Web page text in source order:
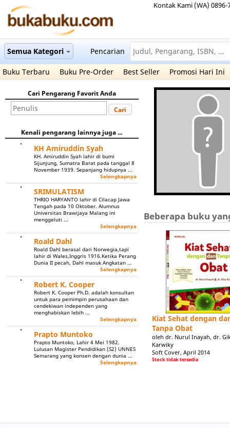
Kontak Kami (WA) 0896-
Semua Kategori Pencarian
Buku Terbaru Buku Pre-Order Best Seller Promosi Hari Ini
Cari Pengarang Favorit Anda
Cari
Kenali pengarang lainnya juga ...
KH Amiruddin Syah
KH. Amiruddin Syah lahir di bumi
Sijunjung, Sumatra Barat pada tanggal 8
November 1939. Sepanjang hidupnya ...
Selengkapnya
SRIMULATISM
THRIO HARYANTO lahir di Cilacap Jawa
Tengah pada 10 Oktober. Alumnus
Universitas Brawijaya Malang ini
menggeluti ...
Selengkapnya
Roald Dahl
Roald Dahl berasal dari Norwegia,tapi
lahir di Wales,Inggris 1916.Ketika Perang
Dunia II pecah, Dahl masuk Angkatan ...
Selengkapnya
Robert K. Cooper
Robert K. Cooper Ph.D. adalah konsultan
untuk para pemimpin perusahaan dan
cendekiwan independen yang
menghabiskan lebih ...
Selengkapnya
Prapto Muntoko
Prapto Muntoko, Lahir 4 Mei 1982.
Lulusan Magister Pendidikan (S2) UNNES
Semarang yang konsen dengan dunia ...
Selengkapnya
Beberapa buku
Kiat Sehat dengan
Tanpa Obat
oleh dr. Nurul Inayah, dr.
Karwiky
Soft Cover, April 2014
Stock tidak tersedia